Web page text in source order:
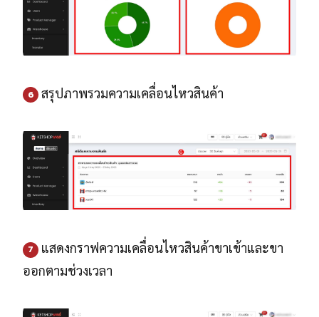
6 สรุปภาพรวมความเคลื่อนไหวสินค้า
7
แสดงกราฟความเคลื่อนไหวสินค้าขาเข้าและขา
ออกตามช่วงเวลา